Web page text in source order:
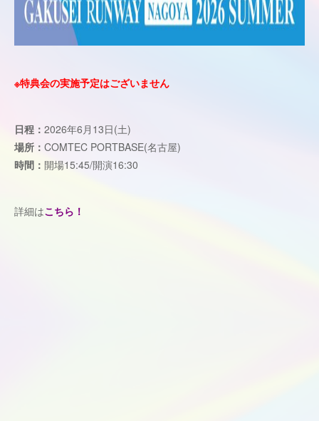
※特典会の実施予定はございません
日程： 2026年6月13日(土)
場所： COMTEC PORTBASE(名古屋)
時間： 開場15:45/開演16:30
詳細はこちら！